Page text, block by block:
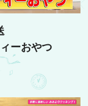
ーおやつ